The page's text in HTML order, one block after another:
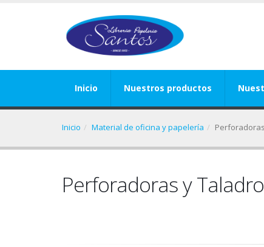
Inicio Nuestros productos
Inicio Material de oficina y papelería
Perforadoras y